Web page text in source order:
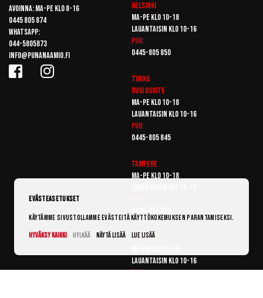
Avoinna: Ma-pe klo 8-16
0445 805 874
Whatsapp:
044-5805873
info@punanaamio.fi
Helsinki
Ma-pe klo 10-18
Lauantaisin klo 10-16
Puh:
0445-805 850
Turku
Uusi osoite
Ma-pe klo 10-18
Lauantaisin klo 10-16
Puh:
0445-805 845
Tampere
Ma-pe klo 10-18
Vantaa
Lauantaisin klo 10-16
Puh:
Evästeasetukset
Käytämme sivustollamme evästeitä käyttökokemuksen parantamiseksi.
Hyväksy kaikki
Hylkää Näytä lisää Lue lisää